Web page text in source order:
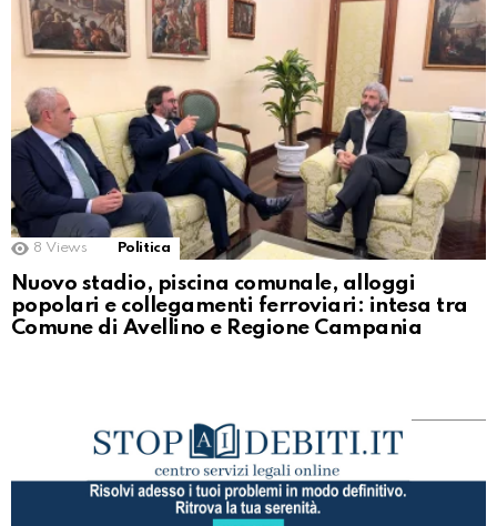
8 Views Politica
Nuovo stadio, piscina comunale, alloggi
popolari e collegamenti ferroviari: intesa tra
Comune di Avellino e Regione Campania